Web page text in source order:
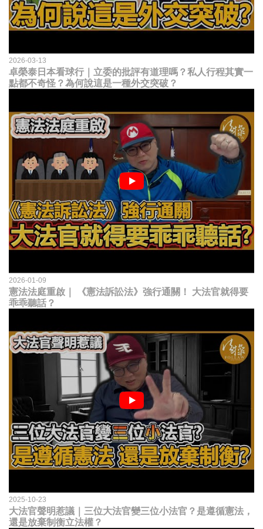
2026-03-13
卓榮泰日本看球行｜立委的批評有道理嗎？私人行程其實一
點都不奇怪？為何說這是一種外交突破？
2026-01-09
憲法法庭重啟｜ 《憲法訴訟法》強行通關！ 大法官就得要
乖乖聽話？
2025-10-23
大法官聲明惹議｜三位大法官變三位小法官？是遵循憲法，
還是放棄制衡立法權？